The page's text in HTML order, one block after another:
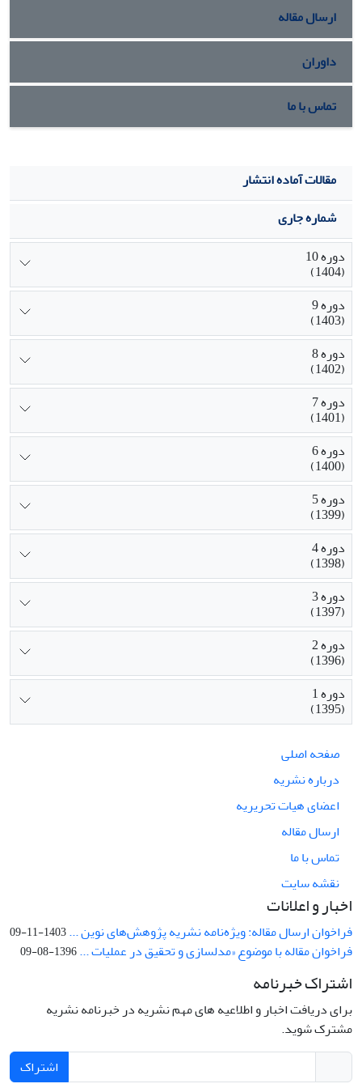
ارسال مقاله
داوران
تماس با ما
مقالات آماده انتشار
شماره جاری
دوره 10
(1404)
دوره 9
(1403)
دوره 8
(1402)
دوره 7
(1401)
دوره 6
(1400)
دوره 5
(1399)
دوره 4
(1398)
دوره 3
(1397)
دوره 2
(1396)
دوره 1
(1395)
صفحه اصلی
درباره نشریه
اعضای هیات تحریریه
ارسال مقاله
تماس با ما
نقشه سایت
اخبار و اعلانات
فراخوان ارسال مقاله: ویژه‌نامه نشریه پژوهش‌های نوین ...1403-11-09
فراخوان مقاله با موضوع «مدلسازی و تحقیق در عملیات ...1396-08-09
اشتراک خبرنامه
برای دریافت اخبار و اطلاعیه های مهم نشریه در خبرنامه نشریه
مشترک شوید.
اشتراک